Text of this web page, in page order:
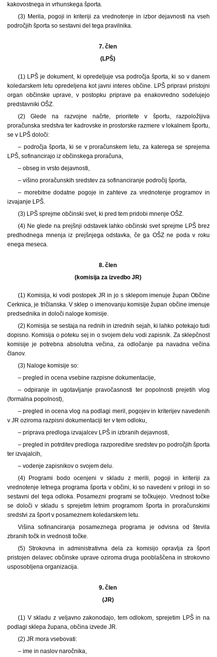
kakovostnega in vrhunskega športa.
(3) Merila, pogoji in kriteriji za vrednotenje in izbor dejavnosti na vseh
področjih športa so sestavni del tega pravilnika.
7. člen
(LPŠ)
(1) LPŠ je dokument, ki opredeljuje vsa področja športa, ki so v danem
koledarskem letu opredeljena kot javni interes občine. LPŠ pripravi pristojni
organ občinske uprave, v postopku priprave pa enakovredno sodelujejo
predstavniki OŠZ.
(2) Glede na razvojne načrte, prioritete v športu, razpoložljiva
proračunska sredstva ter kadrovske in prostorske razmere v lokalnem športu,
se v LPŠ določi:
– področja športa, ki se v proračunskem letu, za katerega se sprejema
LPŠ, sofinancirajo iz občinskega proračuna,
– obseg in vrsto dejavnosti,
– višino proračunskih sredstev za sofinanciranje področij športa,
– morebitne dodatne pogoje in zahteve za vrednotenje programov in
izvajanje LPŠ.
(3) LPŠ sprejme občinski svet, ki pred tem pridobi mnenje OŠZ.
(4) Ne glede na prejšnji odstavek lahko občinski svet sprejme LPŠ brez
predhodnega mnenja iz prejšnjega odstavka, če ga OŠZ ne poda v roku
enega meseca.
8. člen
(komisija za izvedbo JR)
(1) Komisija, ki vodi postopek JR in jo s sklepom imenuje župan Občine
Cerknica, je tričlanska. V sklep o imenovanju komisije župan občine imenuje
predsednika in določi naloge komisije.
(2) Komisija se sestaja na rednih in izrednih sejah, ki lahko potekajo tudi
dopisno. Komisija o poteku sej in o svojem delu vodi zapisnik. Za sklepčnost
komisije je potrebna absolutna večina, za odločanje pa navadna večina
članov.
(3) Naloge komisije so:
– pregled in ocena vsebine razpisne dokumentacije,
– odpiranje in ugotavljanje pravočasnosti ter popolnosti prejetih vlog
(formalna popolnost),
– pregled in ocena vlog na podlagi meril, pogojev in kriterijev navedenih
v JR oziroma razpisni dokumentaciji ter v tem odloku,
– priprava predloga izvajalcev LPŠ in izbranih dejavnosti,
– pregled in potrditev predloga razporeditve sredstev po področjih športa
ter izvajalcih,
– vodenje zapisnikov o svojem delu.
(4) Programi bodo ocenjeni v skladu z merili, pogoji in kriteriji za
vrednotenje letnega programa športa v občini, ki so navedeni v prilogi in so
sestavni del tega odloka. Posamezni programi se točkujejo. Vrednost točke
se določi v skladu s sprejetim letnim programom športa in proračunskimi
sredstvi za šport v posameznem koledarskem letu.
Višina sofinanciranja posameznega programa je odvisna od števila
zbranih točk in vrednosti točke.
(5) Strokovna in administrativna dela za komisijo opravlja za šport
pristojen delavec občinske uprave oziroma druga pooblaščena in strokovno
usposobljena organizacija.
9. člen
(JR)
(1) V skladu z veljavno zakonodajo, tem odlokom, sprejetim LPŠ in na
podlagi sklepa župana, občina izvede JR.
(2) JR mora vsebovati:
– ime in naslov naročnika,